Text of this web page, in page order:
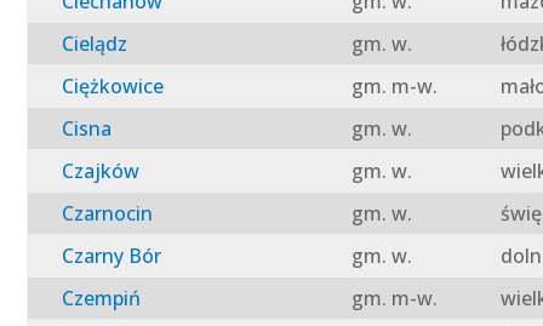
Cielądz
gm. w.
Ciężkowice
gm. m-w.
Cisna
gm. w.
Czajków
gm. w.
Czarnocin
gm. w.
Czarny Bór
gm. w.
Czempiń
gm. m-w.